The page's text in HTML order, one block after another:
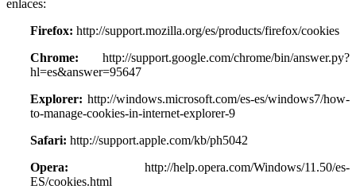
enlaces:
Firefox: http://support.mozilla.org/es/products/firefox/cookies
Chrome: http://support.google.com/chrome/bin/answer.py?
hl=es&answer=95647
Explorer: http://windows.microsoft.com/es-es/windows7/how-
to-manage-cookies-in-internet-explorer-9
Safari: http://support.apple.com/kb/ph5042
Opera: http://help.opera.com/Windows/11.50/es-
ES/cookies.html